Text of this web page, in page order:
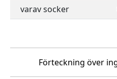
varav socker
Förteckning över